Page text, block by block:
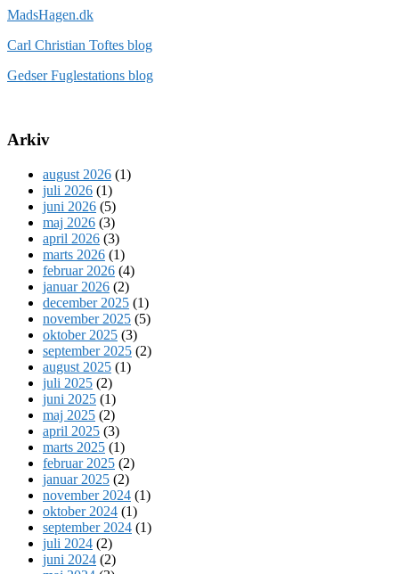
MadsHagen.dk
Carl Christian Toftes blog
Gedser Fuglestations blog
Arkiv
august 2026 (1)
juli 2026 (1)
juni 2026 (5)
maj 2026 (3)
april 2026 (3)
marts 2026 (1)
februar 2026 (4)
januar 2026 (2)
december 2025 (1)
november 2025 (5)
oktober 2025 (3)
september 2025 (2)
august 2025 (1)
juli 2025 (2)
juni 2025 (1)
maj 2025 (2)
april 2025 (3)
marts 2025 (1)
februar 2025 (2)
januar 2025 (2)
november 2024 (1)
oktober 2024 (1)
september 2024 (1)
juli 2024 (2)
juni 2024 (2)